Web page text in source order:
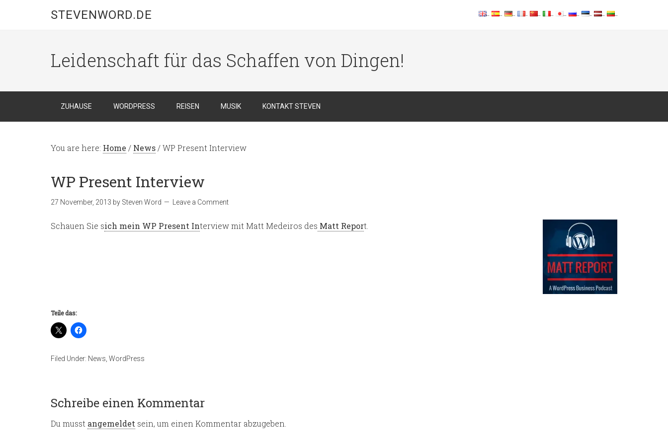
STEVENWORD.DE
Leidenschaft für das Schaffen von Dingen!
ZUHAUSE WORDPRESS REISEN MUSIK KONTAKT STEVEN
You are here: Home / News /WP Present Interview
WP Present Interview
27 November, 2013 by Steven Word Leave a Comment
Schauen Sie sich mein WP Present Interview mit Matt Medeiros des Matt Report.
Teile das:
Filed Under: News WordPress
Schreibe einen Kommentar
Du musst angemeldet sein, um einen Kommentar abzugeben.